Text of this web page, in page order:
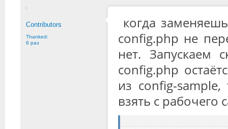
Contributors
Thanked:
6 раз
когда
config.php не
нет. Запускаем
config.php
из config-sample,
взять с рабочего